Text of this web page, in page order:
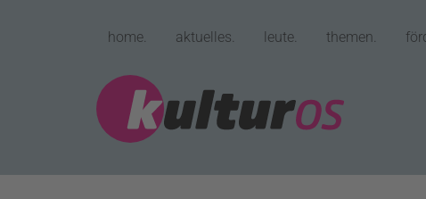
home. aktuelles. leute. themen.